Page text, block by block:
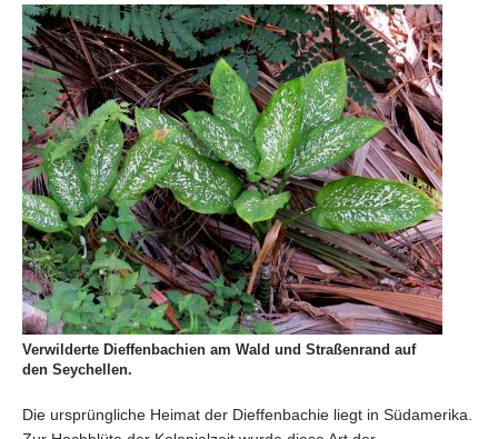
Verwilderte Dieffenbachien am Wald und Straßenrand auf
den Seychellen.
Die ursprüngliche Heimat der Dieffenbachie liegt in Südamerika.